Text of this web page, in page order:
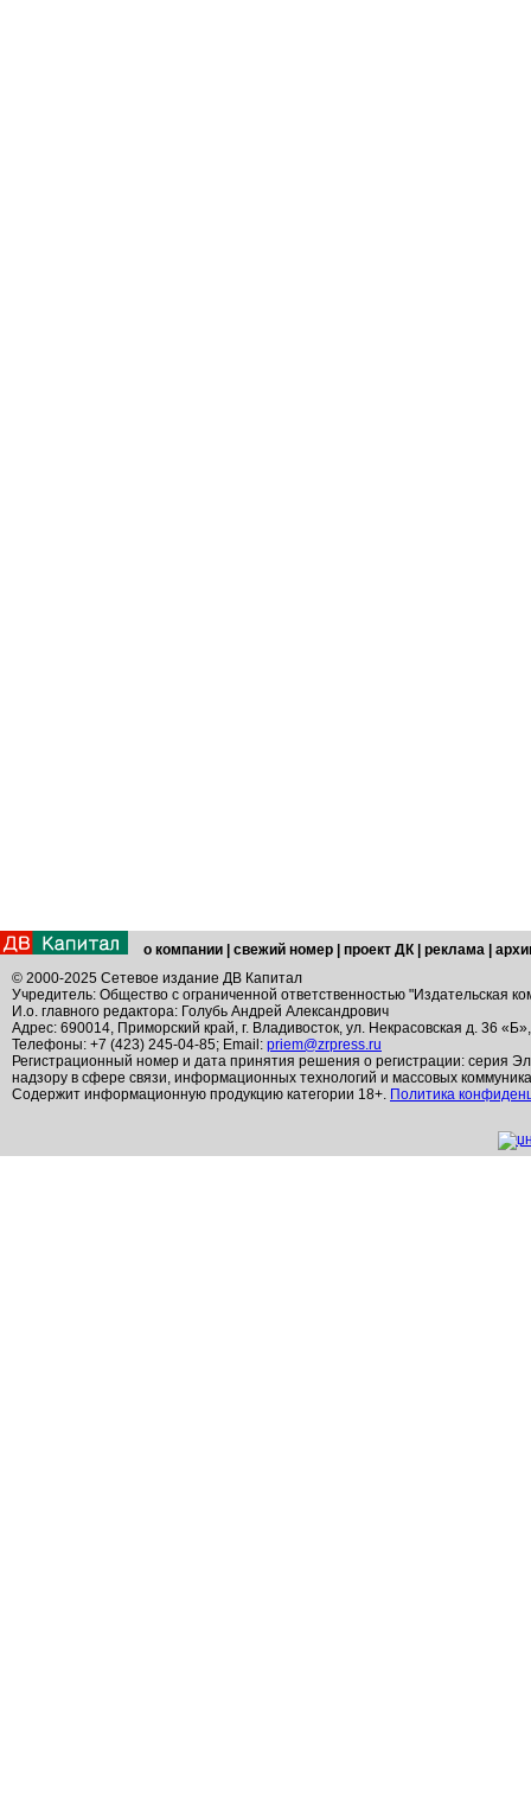
о компании свежий номер проект ДК реклама
© 2000-2025 Сетевое издание ДВ Капитал
Учредитель: Общество с ограниченной ответственностью "Издательская
И.о. главного редактора: Голубь Андрей Александрович
Адрес: 690014, Приморский край, г. Владивосток, ул. Некрасовская д. 36
Телефоны: +7 (423) 245-04-85; Email: priem@zrpress.ru
Регистрационный номер и дата принятия решения о регистрации: серия
надзору в сфере связи, информационных технологий и массовых
Содержит информационную продукцию категории 18+. Политика